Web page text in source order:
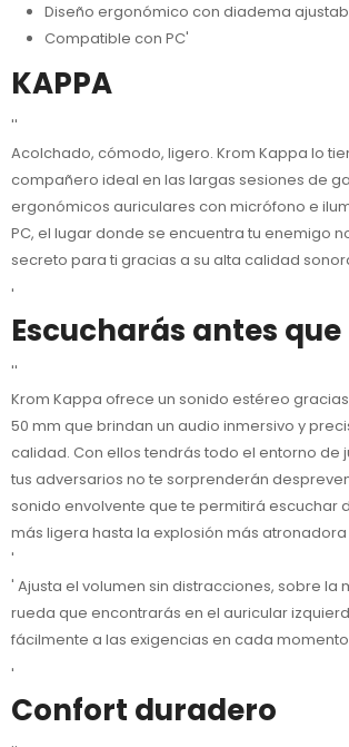
Diseño ergonómico con diadema
Compatible con PC'
KAPPA
''
Acolchado, cómodo, ligero. Krom Kappa lo
compañero ideal en las largas sesiones de
ergonómicos auriculares con micrófono e
PC, el lugar donde se encuentra tu enemigo
secreto para ti gracias a su alta calidad
'
Escucharás antes
''
Krom Kappa ofrece un sonido estéreo
50 mm que brindan un audio inmersivo y
calidad. Con ellos tendrás todo el entorno de
tus adversarios no te sorprenderán
sonido envolvente que te permitirá escuchar
más ligera hasta la explosión más atronadora
'
' Ajusta el volumen sin distracciones, sobre la
rueda que encontrarás en el auricular
fácilmente a las exigencias en cada
'
Confort duradero